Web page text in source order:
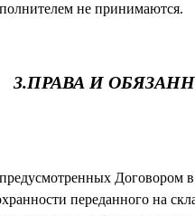
не принимаются.
3.ПРАВА И
переданного на